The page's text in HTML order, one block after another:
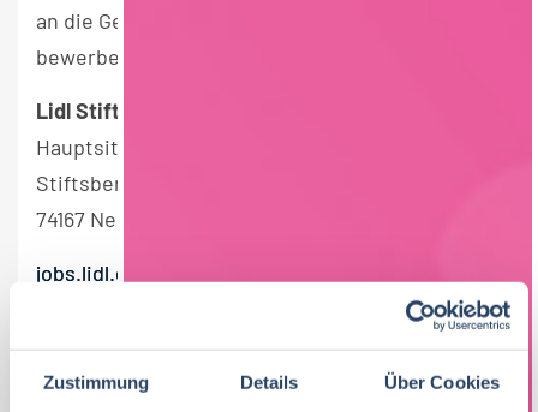
Zustimmung Details Über Cookies
an die Gesellschaft, bei der Du dich nicht
bewerben möchtest.
Lidl Stiftung & Co. KG
Hauptsitz / Zentrale
Stiftsbergstraße 1
74167 Neckarsulm
jobs.lidl.de